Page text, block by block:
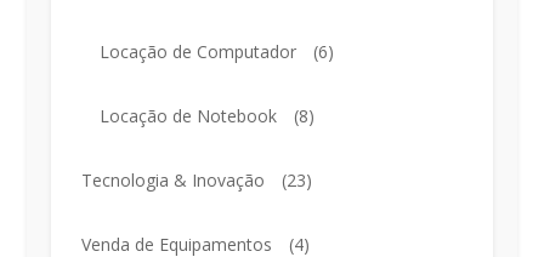
Locação de Computador (6)
Locação de Notebook (8)
Tecnologia & Inovação (23)
Venda de Equipamentos (4)